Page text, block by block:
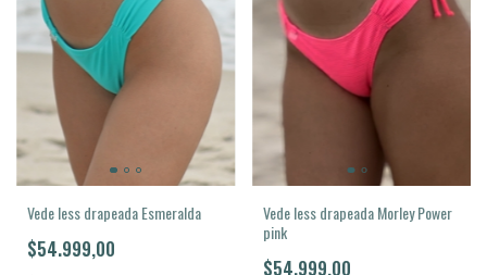
Vede less drapeada Esmeralda
$54.999,00
Vede less drapeada Morley Power
pink
$54.999,00